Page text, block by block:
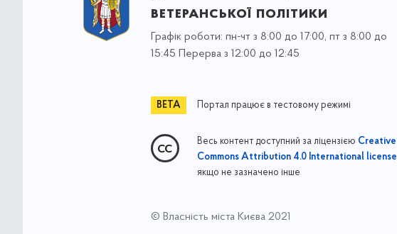
ветеранської політики
Графік роботи: пн-чт з 8:00 до 17:00, пт з 8:00 до
15:45 Перерва з 12:00 до 12:45
Портал працює в тестовому режимі
Весь контент доступний за ліцензією Creative
Commons Attribution 4.0 International license
якщо не зазначено інше
© Власність міста Києва 2021